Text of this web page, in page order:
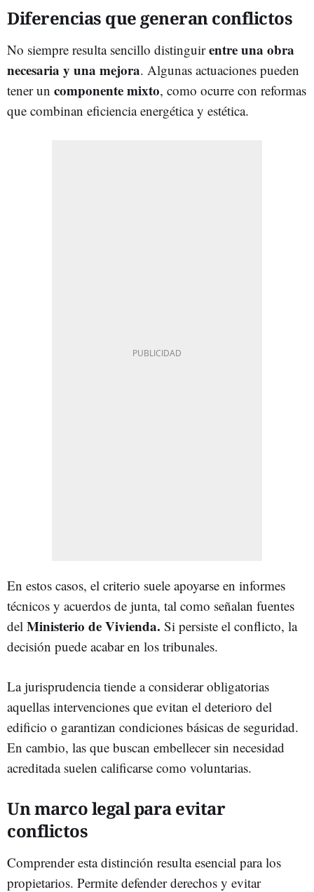
Diferencias que generan conflictos
No siempre resulta sencillo distinguirentre una obra
necesaria y una mejora. Algunas actuaciones pueden
tener un componente mixto, como ocurre con reformas
que combinan eficiencia energética y estética.
En estos casos, el criterio suele apoyarse en informes
técnicos y acuerdos de junta, tal como señalan fuentes
del Ministerio de Vivienda. Si persiste el conflicto, la
decisión puede acabar en los tribunales.
La jurisprudencia tiende a considerar obligatorias
aquellas intervenciones que evitan el deterioro del
edificio o garantizan condiciones básicas de seguridad.
En cambio, las que buscan embellecer sin necesidad
acreditada suelen calificarse como voluntarias.
Un marco legal para evitar
conflictos
Comprender esta distinción resulta esencial para los
propietarios. Permite defender derechos y evitar